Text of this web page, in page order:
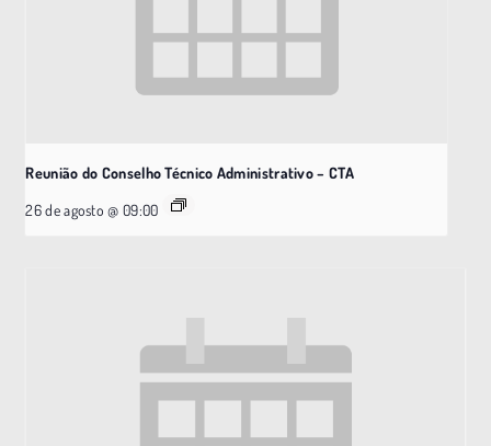
Reunião do Conselho Técnico Administrativo – CTA
26 de agosto @ 09:00